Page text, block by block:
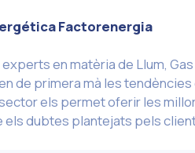
Factorenergia
en matèria de Llum,
de primera mà les tendències
els permet oferir les
dubtes plantejats pels